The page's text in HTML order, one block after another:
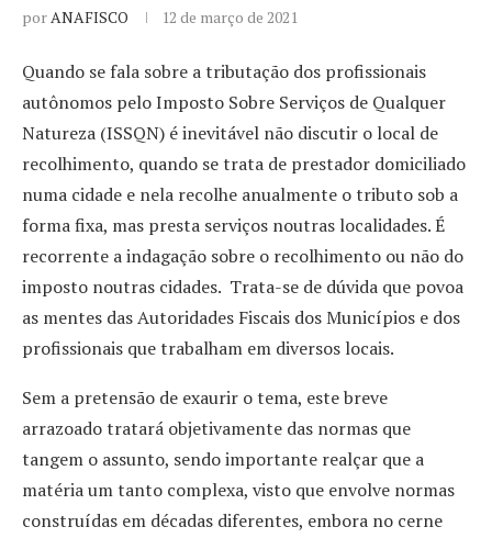
porANAFISCO 12 de março de 2021
Quando se fala sobre a tributação dos profissionais
autônomos pelo Imposto Sobre Serviços de Qualquer
Natureza (ISSQN) é inevitável não discutir o local de
recolhimento, quando se trata de prestador domiciliado
numa cidade e nela recolhe anualmente o tributo sob a
forma fixa, mas presta serviços noutras localidades. É
recorrente a indagação sobre o recolhimento ou não do
imposto noutras cidades. Trata-se de dúvida que povoa
as mentes das Autoridades Fiscais dos Municípios e dos
profissionais que trabalham em diversos locais.
Sem a pretensão de exaurir o tema, este breve
arrazoado tratará objetivamente das normas que
tangem o assunto, sendo importante realçar que a
matéria um tanto complexa, visto que envolve normas
construídas em décadas diferentes, embora no cerne